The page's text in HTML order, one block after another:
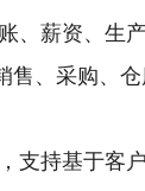
、薪资、生
、采购、
支持基于客